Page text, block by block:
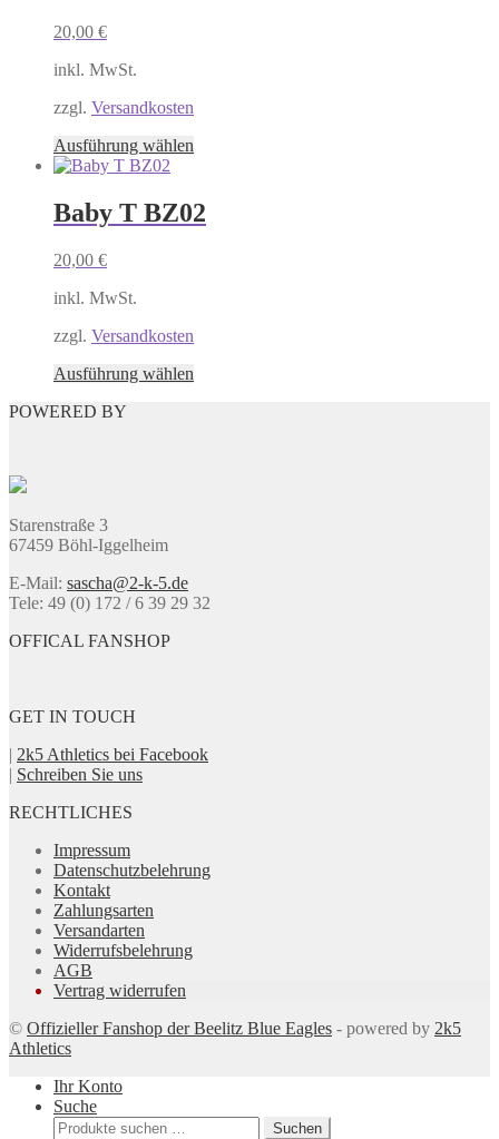
werden
20,00 €
inkl. MwSt.
zzgl. Versandkosten
Ausführung wählen
mehrere
Varianten
der
gewählt
Baby T BZ02
20,00 €
inkl. MwSt.
zzgl. Versandkosten
Ausführung wählen
Produktseite
gewählt
POWERED BY
Starenstraße 3
67459 Böhl-Iggelheim
E-Mail: sascha@2-k-5.de
Tele: 49 (0) 172 / 6 39 29 32
OFFICAL FANSHOP
GET IN TOUCH
| 2k5 Athletics bei Facebook
| Schreiben Sie uns
RECHTLICHES
Impressum
Datenschutzbelehrung
Kontakt
Zahlungsarten
Versandarten
Widerrufsbelehrung
AGB
Vertrag widerrufen
© Offizieller Fanshop der Beelitz Blue Eagles - powered by 2k5
Athletics
Ihr Konto
Suche
Suchen
Suchen